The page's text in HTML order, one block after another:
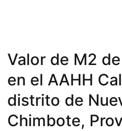
Valor de M2
en el AAHH
distrito de
Chimbote,